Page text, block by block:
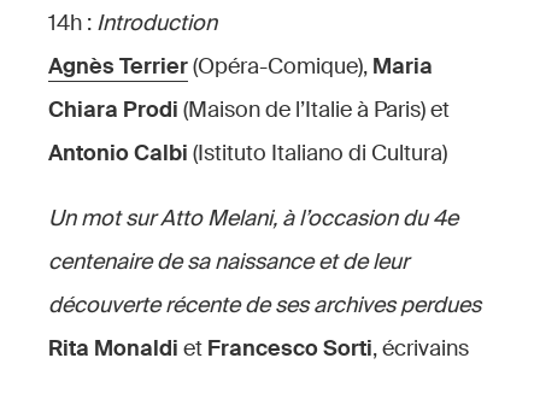
14h : Introduction
Agnès Terrier(Opéra-Comique), Maria
Chiara Prodi (Maison de l’Italie à Paris) et
Antonio Calbi (Istituto Italiano di Cultura)
Un mot sur Atto Melani, à l’occasion du 4e
centenaire de sa naissance et de leur
découverte récente de ses archives perdues
Rita Monaldi et Francesco Sorti, écrivains